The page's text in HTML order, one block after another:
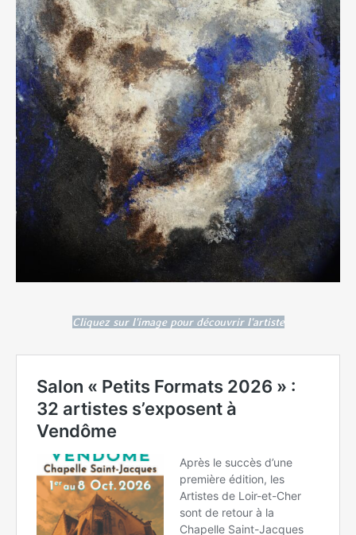
Cliquez sur l'image pour découvrir l'artiste